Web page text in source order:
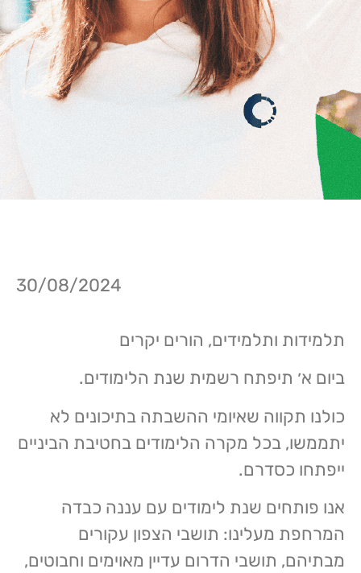
30/08/2024
תלמידות ותלמידים, הורים יקרים
ביום א׳ תיפתח רשמית שנת הלימודים.
כולנו תקווה שאיומי ההשבתה בתיכונים לא
יתממשו, בכל מקרה הלימודים בחטיבת הביניים
ייפתחו כסדרם.
אנו פותחים שנת לימודים עם עננה כבדה
המרחפת מעלינו: תושבי הצפון עקורים
מבתיהם, תושבי הדרום עדיין מאוימים וחבוטים,